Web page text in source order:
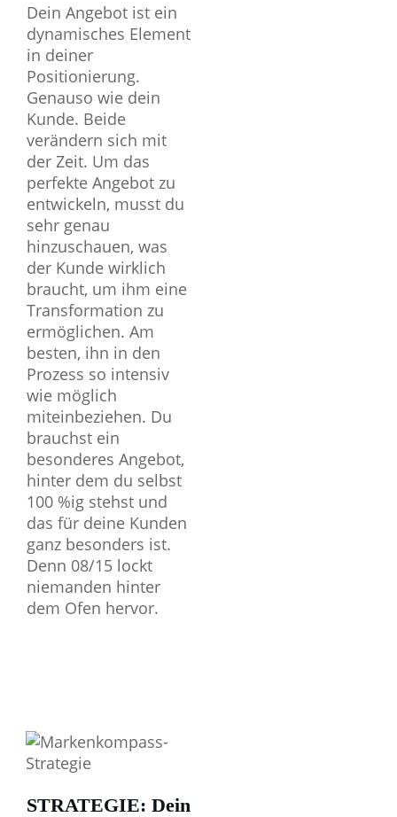
Dein Angebot ist ein
dynamisches Element
in deiner
Positionierung.
Genauso wie dein
Kunde. Beide
verändern sich mit
der Zeit. Um das
perfekte Angebot zu
entwickeln, musst du
sehr genau
hinzuschauen, was
der Kunde wirklich
braucht, um ihm eine
Transformation zu
ermöglichen. Am
besten, ihn in den
Prozess so intensiv
wie möglich
miteinbeziehen. Du
brauchst ein
besonderes Angebot,
hinter dem du selbst
100 %ig stehst und
das für deine Kunden
ganz besonders ist.
Denn 08/15 lockt
niemanden hinter
dem Ofen hervor.
STRATEGIE: Dein